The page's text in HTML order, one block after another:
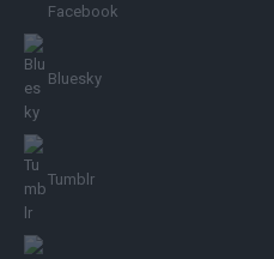
Facebook
Bluesky
Tumblr